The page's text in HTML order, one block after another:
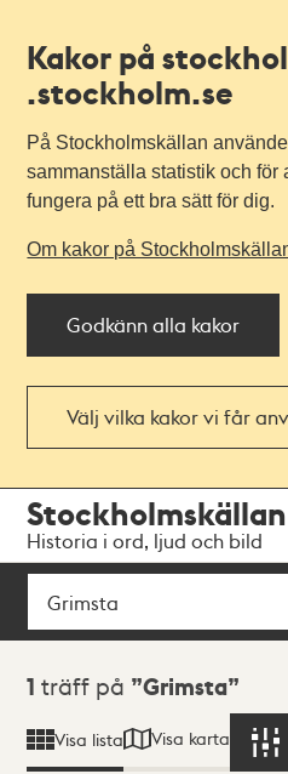
Kakor på
.stockholm.se
På Stockholmskällan
sammanställa statistik och för
fungera på ett bra sätt för dig.
Om kakor på
Godkänn alla kakor
Välj vilka kakor vi får
navigationen
huvudinnehållet
Stockholmskällan
Historia i ord, ljud och bild
Sök
Sökresultat
1 träff på Grimsta
Visa lista Visa karta